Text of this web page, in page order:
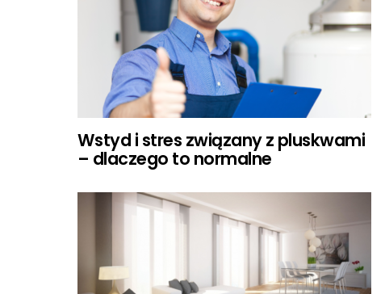
Wstyd i stres związany z pluskwami
– dlaczego to normalne